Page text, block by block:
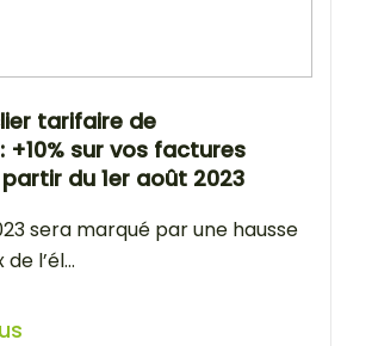
tarifaire de
+10% sur vos factures
partir du 1er août 2023
sera marqué par une hausse
l’él...